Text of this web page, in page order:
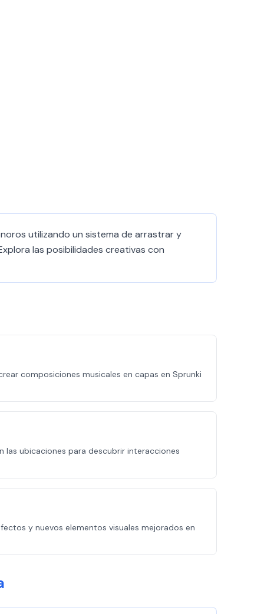
utilizando un sistema de arrastrar y
las posibilidades creativas con
composiciones musicales en capas en Sprunki
las ubicaciones para descubrir interacciones
y nuevos elementos visuales mejorados en